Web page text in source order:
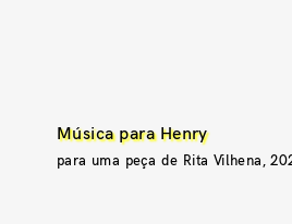
Música para Henry
para uma peça de Rita Vilhena,